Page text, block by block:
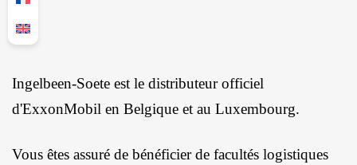
Ingelbeen-Soete est le distributeur officiel
d'ExxonMobil en Belgique et au Luxembourg.
Vous êtes assuré de bénéficier de facultés logistiques